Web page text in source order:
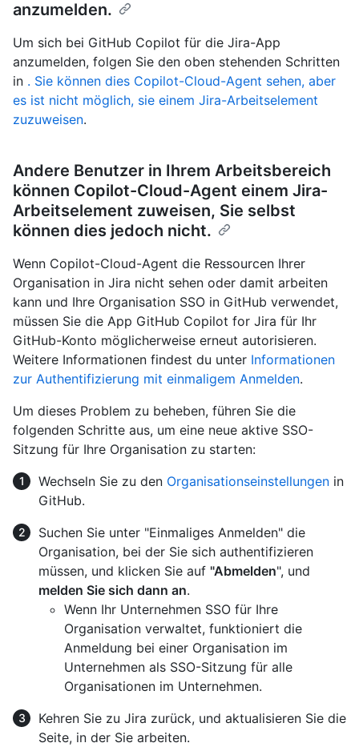
anzumelden.
Um sich bei GitHub Copilot für die Jira-App
anzumelden, folgen Sie den oben stehenden Schritten
in . Sie können dies Copilot-Cloud-Agent sehen, aber
es ist nicht möglich, sie einem Jira-Arbeitselement
zuzuweisen.
Andere Benutzer in Ihrem Arbeitsbereich
können Copilot-Cloud-Agent einem Jira-
Arbeitselement zuweisen, Sie selbst
können dies jedoch nicht.
Wenn Copilot-Cloud-Agent die Ressourcen Ihrer
Organisation in Jira nicht sehen oder damit arbeiten
kann und Ihre Organisation SSO in GitHub verwendet,
müssen Sie die App GitHub Copilot for Jira für Ihr
GitHub-Konto möglicherweise erneut autorisieren.
Weitere Informationen findest du unter Informationen
zur Authentifizierung mit einmaligem Anmelden.
Um dieses Problem zu beheben, führen Sie die
folgenden Schritte aus, um eine neue aktive SSO-
Sitzung für Ihre Organisation zu starten:
Wechseln Sie zu den Organisationseinstellungen in
GitHub.
Suchen Sie unter "Einmaliges Anmelden" die
Organisation, bei der Sie sich authentifizieren
müssen, und klicken Sie auf "Abmelden", und
melden Sie sich dann an.
Wenn Ihr Unternehmen SSO für Ihre
Organisation verwaltet, funktioniert die
Anmeldung bei einer Organisation im
Unternehmen als SSO-Sitzung für alle
Organisationen im Unternehmen.
Kehren Sie zu Jira zurück, und aktualisieren Sie die
Seite, in der Sie arbeiten.